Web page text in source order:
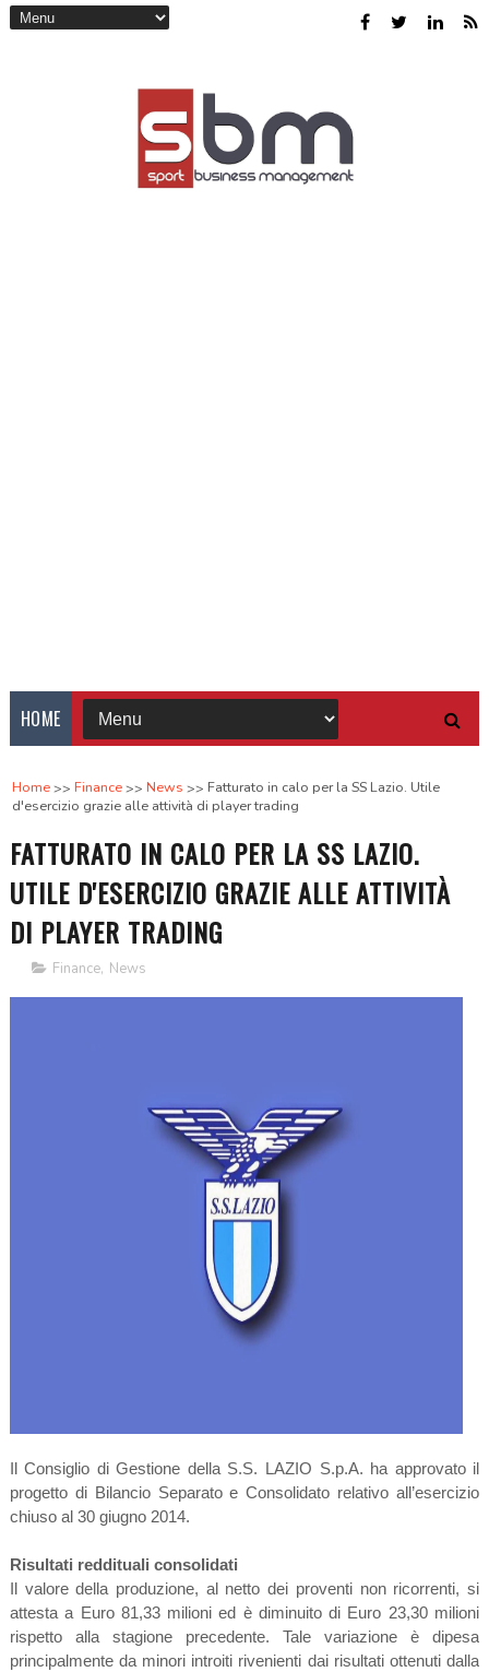
HOME
Home Finance News
Fatturato in calo per la SS Lazio. Utile
d'esercizio grazie alle attività di player trading
FATTURATO IN CALO PER LA SS LAZIO.
UTILE D'ESERCIZIO GRAZIE ALLE ATTIVITÀ
DI PLAYER TRADING
Finance, News
Il Consiglio di Gestione della S.S. LAZIO S.p.A. ha approvato il
progetto di Bilancio Separato e Consolidato relativo all’esercizio
chiuso al 30 giugno 2014.
Risultati reddituali consolidati
Il valore della produzione, al netto dei proventi non ricorrenti, si
attesta a Euro 81,33 milioni ed è diminuito di Euro 23,30 milioni
rispetto alla stagione precedente. Tale variazione è dipesa
principalmente da minori introiti rivenienti dai risultati ottenuti dalla